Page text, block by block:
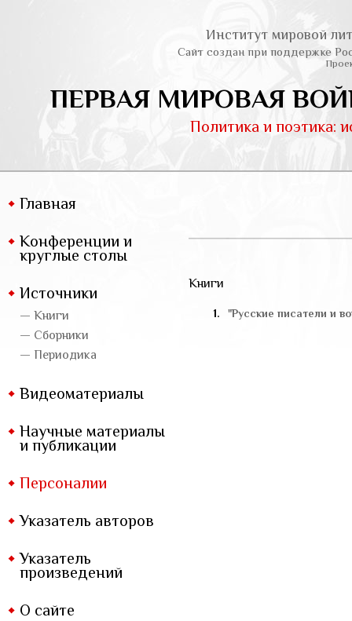
Институт мировой
Сайт создан при поддержке
ПЕРВАЯ МИРОВАЯ
Политика и поэтика:
Главная
Конференции и
круглые столы
Источники
— Книги
— Сборники
— Периодика
Видеоматериалы
Научные материалы
и публикации
Персоналии
Указатель авторов
Указатель
произведений
О сайте
Книги
1. "Русские писатели и